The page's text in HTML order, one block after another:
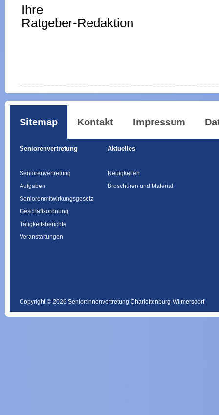
Ihre
Ratgeber-Redaktion
Sitemap Kontakt Impressum
Seniorenvertretung
Seniorenvertretung
Aufgaben
Seniorenmitwirkungsgesetz
Geschäftsordnung
Tätigkeitsberichte
Veranstaltungen
Aktuelles
Neuigkeiten
Broschüren und Material
Copyright © 2026 Senior:innenvertretung Charlottenburg-Wilmersdorf